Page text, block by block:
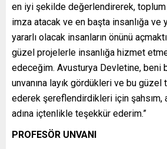
en iyi şekilde değerlendirerek, toplum
imza atacak ve en başta insanlığa ve
yararlı olacak insanların önünü
güzel projelerle insanlığa hizmet
edeceğim. Avusturya Devletine, beni
unvanına layık gördükleri ve bu
ederek şereflendirdikleri için şahsım,
adına içtenlikle teşekkür ederim.”
PROFESÖR UNVANI